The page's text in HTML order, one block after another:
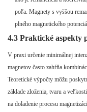
poľa. Magnety s vyššou
plného magnetického
4.3 Praktické
V praxi určenie minimálnej
magnetov často zahŕňa
Teoretické výpočty môžu
základe zloženia, tvaru a
na doladenie procesu